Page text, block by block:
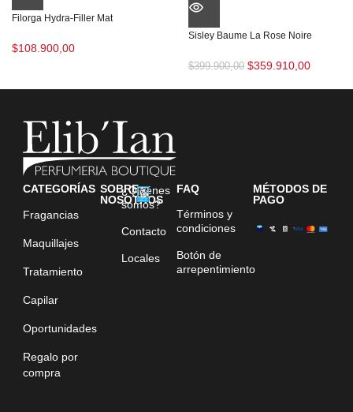
Filorga Hydra-Filler Mat
$108.900,00
Sisley Baume La Rose Noire
$399.900,00 $359.910,00
CATEGORÍAS
Fragancias
Maquillajes
Tratamiento
Capilar
Oportunidades
Regalo por
compra
SOBRE
NOSOTROS
¿Quiénes
somos?
Contacto
Locales
FAQ
Términos y
condiciones
Botón de
arrepentimiento
MÉTODOS DE
PAGO